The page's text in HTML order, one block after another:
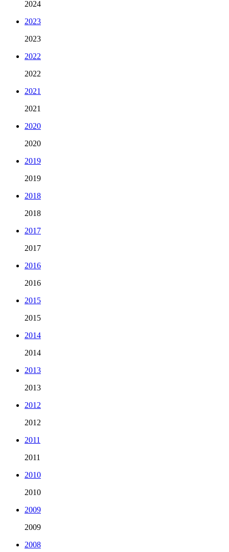
2024
2023
2023
2022
2022
2021
2021
2020
2020
2019
2019
2018
2018
2017
2017
2016
2016
2015
2015
2014
2014
2013
2013
2012
2012
2011
2011
2010
2010
2009
2009
2008